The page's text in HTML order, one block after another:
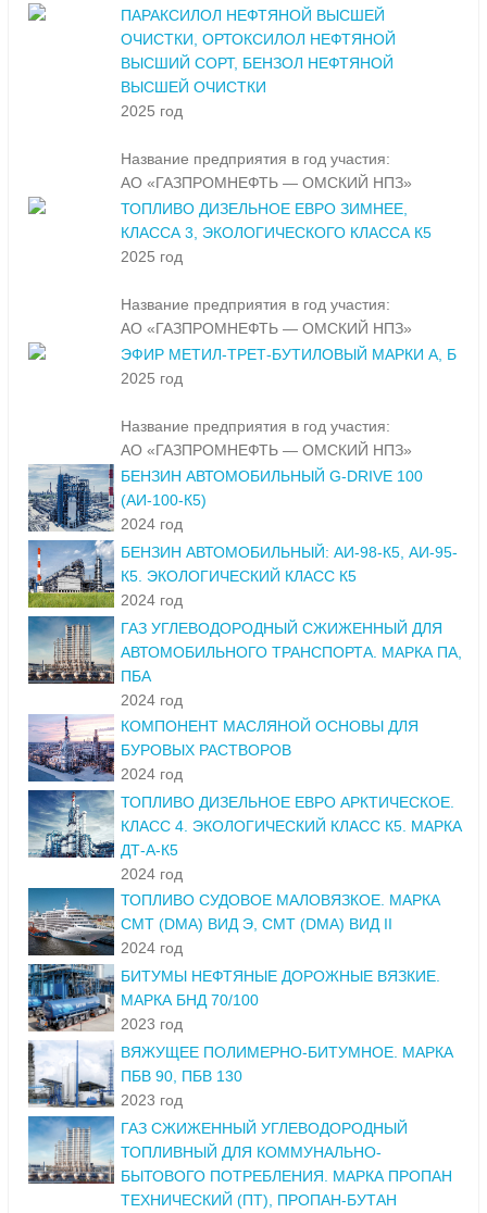
ПАРАКСИЛОЛ НЕФТЯНОЙ ВЫСШЕЙ
ОЧИСТКИ, ОРТОКСИЛОЛ НЕФТЯНОЙ
ВЫСШИЙ СОРТ, БЕНЗОЛ НЕФТЯНОЙ
ВЫСШЕЙ ОЧИСТКИ
2025 год
Название предприятия в год участия:
АО «ГАЗПРОМНЕФТЬ — ОМСКИЙ НПЗ»
ТОПЛИВО ДИЗЕЛЬНОЕ ЕВРО ЗИМНЕЕ,
КЛАССА 3, ЭКОЛОГИЧЕСКОГО КЛАССА К5
2025 год
Название предприятия в год участия:
АО «ГАЗПРОМНЕФТЬ — ОМСКИЙ НПЗ»
ЭФИР МЕТИЛ-ТРЕТ-БУТИЛОВЫЙ МАРКИ А, Б
2025 год
Название предприятия в год участия:
АО «ГАЗПРОМНЕФТЬ — ОМСКИЙ НПЗ»
БЕНЗИН АВТОМОБИЛЬНЫЙ G-DRIVE 100
(АИ-100-К5)
2024 год
БЕНЗИН АВТОМОБИЛЬНЫЙ: АИ-98-К5, АИ-95-
К5. ЭКОЛОГИЧЕСКИЙ КЛАСС К5
2024 год
ГАЗ УГЛЕВОДОРОДНЫЙ СЖИЖЕННЫЙ ДЛЯ
АВТОМОБИЛЬНОГО ТРАНСПОРТА. МАРКА ПА,
ПБА
2024 год
КОМПОНЕНТ МАСЛЯНОЙ ОСНОВЫ ДЛЯ
БУРОВЫХ РАСТВОРОВ
2024 год
ТОПЛИВО ДИЗЕЛЬНОЕ ЕВРО АРКТИЧЕСКОЕ.
КЛАСС 4. ЭКОЛОГИЧЕСКИЙ КЛАСС К5. МАРКА
ДТ-А-К5
2024 год
ТОПЛИВО СУДОВОЕ МАЛОВЯЗКОЕ. МАРКА
СМТ (DMA) ВИД Э, СМТ (DMA) ВИД II
2024 год
БИТУМЫ НЕФТЯНЫЕ ДОРОЖНЫЕ ВЯЗКИЕ.
МАРКА БНД 70/100
2023 год
ВЯЖУЩЕЕ ПОЛИМЕРНО-БИТУМНОЕ. МАРКА
ПБВ 90, ПБВ 130
2023 год
ГАЗ СЖИЖЕННЫЙ УГЛЕВОДОРОДНЫЙ
ТОПЛИВНЫЙ ДЛЯ КОММУНАЛЬНО-
БЫТОВОГО ПОТРЕБЛЕНИЯ. МАРКА ПРОПАН
ТЕХНИЧЕСКИЙ (ПТ), ПРОПАН-БУТАН